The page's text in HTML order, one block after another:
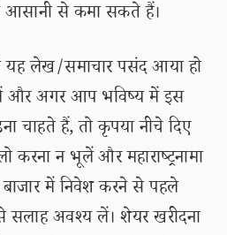
से कमा सकते हैं।
लेख/समाचार पसंद आया हो
और अगर आप भविष्य में इस
चाहते हैं, तो कृपया नीचे दिए
करना न भूलें और महाराष्ट्रनामा
में निवेश करने से पहले
सलाह अवश्य लें। शेयर खरीदना